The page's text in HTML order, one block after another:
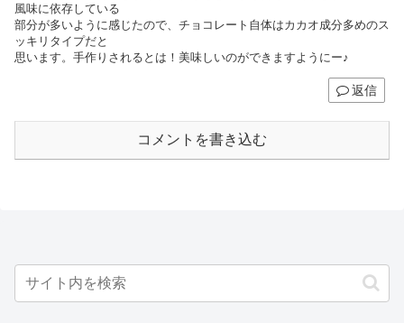
風味に依存している
部分が多いように感じたので、チョコレート自体はカカオ成分多めのス
ッキリタイプだと
思います。手作りされるとは！美味しいのができますようにー♪
返信
コメントを書き込む